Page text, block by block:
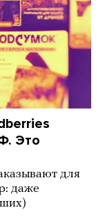
Это
для
даже